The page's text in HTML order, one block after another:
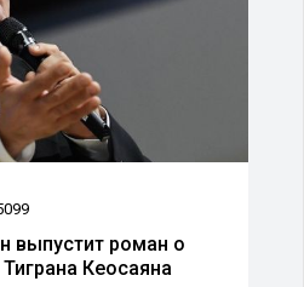
выпустит роман о
Кеосаяна